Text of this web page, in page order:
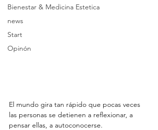
Bienestar & Medicina Estetica
news
Start
Opinón
El mundo gira tan rápido que pocas veces
las personas se detienen a reflexionar, a
pensar ellas, a autoconocerse.